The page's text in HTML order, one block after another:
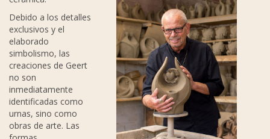
Debido a los detalles
exclusivos y el
elaborado
simbolismo, las
creaciones de Geert
no son
inmediatamente
identificadas como
urnas, sino como
obras de arte. Las